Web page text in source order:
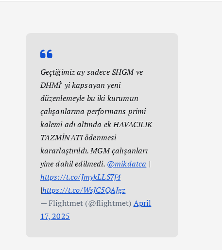
Geçtiğimiz ay sadece SHGM ve
DHMİ' yi kapsayan yeni
düzenlemeyle bu iki kurumun
çalışanlarına performans primi
kalemi adı altında ek HAVACILIK
TAZMİNATI ödenmesi
kararlaştırıldı. MGM çalışanları
yine dahil edilmedi. @mikdatca |
https://t.co/JmykLLS7f4
|https://t.co/WsJC5QAJgz
— Flightmet (@flightmet) April
17, 2025